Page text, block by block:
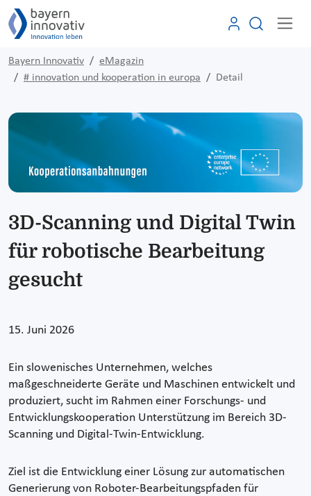
Bayern Innovativ
eMagazin
# innovation und kooperation in europa
Detail
3D-Scanning und Digital Twin
für robotische Bearbeitung
gesucht
15. Juni 2026
Ein slowenisches Unternehmen, welches
maßgeschneiderte Geräte und Maschinen entwickelt und
produziert, sucht im Rahmen einer Forschungs- und
Entwicklungskooperation Unterstützung im Bereich 3D-
Scanning und Digital-Twin-Entwicklung.
Ziel ist die Entwicklung einer Lösung zur automatischen
Generierung von Roboter-Bearbeitungspfaden für